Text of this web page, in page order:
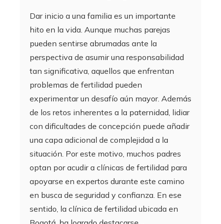
Dar inicio a una familia es un importante
hito en la vida. Aunque muchas parejas
pueden sentirse abrumadas ante la
perspectiva de asumir una responsabilidad
tan significativa, aquellos que enfrentan
problemas de fertilidad pueden
experimentar un desafío aún mayor. Además
de los retos inherentes a la paternidad, lidiar
con dificultades de concepción puede añadir
una capa adicional de complejidad a la
situación. Por este motivo, muchos padres
optan por acudir a clínicas de fertilidad para
apoyarse en expertos durante este camino
en busca de seguridad y confianza. En ese
sentido, la clínica de fertilidad ubicada en